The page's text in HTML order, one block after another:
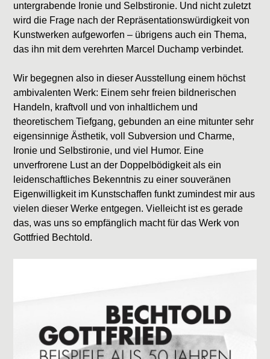
untergrabende Ironie und Selbstironie. Und nicht zuletzt
wird die Frage nach der Repräsentationswürdigkeit von
Kunstwerken aufgeworfen – übrigens auch ein Thema,
das ihn mit dem verehrten Marcel Duchamp verbindet.
Wir begegnen also in dieser Ausstellung einem höchst
ambivalenten Werk: Einem sehr freien bildnerischen
Handeln, kraftvoll und von inhaltlichem und
theoretischem Tiefgang, gebunden an eine mitunter sehr
eigensinnige Ästhetik, voll Subversion und Charme,
Ironie und Selbstironie, und viel Humor. Eine
unverfrorene Lust an der Doppelbödigkeit als ein
leidenschaftliches Bekenntnis zu einer souveränen
Eigenwilligkeit im Kunstschaffen funkt zumindest mir aus
vielen dieser Werke entgegen. Vielleicht ist es gerade
das, was uns so empfänglich macht für das Werk von
Gottfried Bechtold.